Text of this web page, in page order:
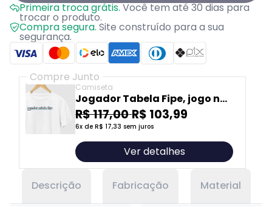
Primeira troca grátis.Você tem até 30 dias para
trocar o produto.
Compra segura. Site construído para a sua
segurança.
Compre Junto
Camiseta
Jogador Tabela Fipe, jogo na
média do mercado
R$ 117,00R$ 103,99
6x de R$ 17,33 sem juros
Ver detalhes
Descrição Fabricação Material